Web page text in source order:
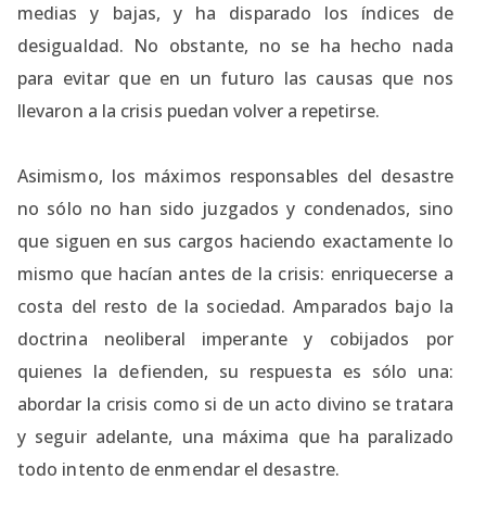
medias y bajas, y ha disparado los índices de
desigualdad. No obstante, no se ha hecho nada
para evitar que en un futuro las causas que nos
llevaron a la crisis puedan volver a repetirse.
Asimismo, los máximos responsables del desastre
no sólo no han sido juzgados y condenados, sino
que siguen en sus cargos haciendo exactamente lo
mismo que hacían antes de la crisis: enriquecerse a
costa del resto de la sociedad. Amparados bajo la
doctrina neoliberal imperante y cobijados por
quienes la defienden, su respuesta es sólo una:
abordar la crisis como si de un acto divino se tratara
y seguir adelante, una máxima que ha paralizado
todo intento de enmendar el desastre.